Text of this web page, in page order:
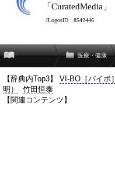
「CuratedMedia」
JLogosID : 8542446
医療・健康
【辞典内Top3】 VI-BO［バイボ］
明）
竹田恒泰
【関連コンテンツ】